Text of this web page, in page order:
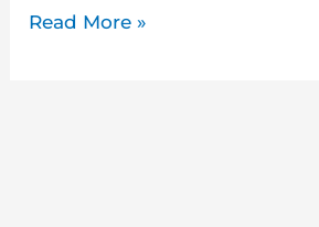
Read More »